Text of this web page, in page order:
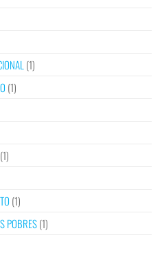
(1)
(1)
(1)
(1)
POBRES(1)